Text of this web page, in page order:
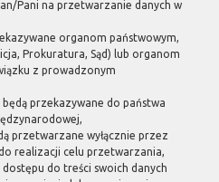
Pani na przetwarzanie danych w
organom państwowym,
Prokuratura, Sąd) lub organom
z prowadzonym
przekazywane do państwa
przetwarzane wyłącznie przez
realizacji celu przetwarzania,
do treści swoich danych